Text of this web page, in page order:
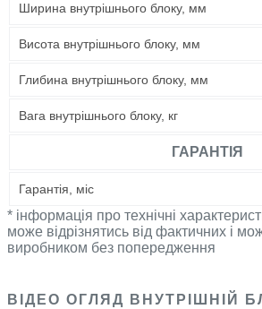
Ширина внутрішнього блоку, мм
Висота внутрішнього блоку, мм
Глибина внутрішнього блоку, мм
Вага внутрішнього блоку, кг
ГАРАНТІЯ
Гарантія, міс
* інформація про технічні
може відрізнятись від фактичних і
виробником без попередження
ВІДЕО ОГЛЯД ВНУТРІШНІЙ